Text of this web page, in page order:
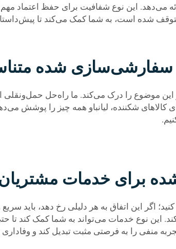
می‌دهد. این نوع شفافیت برای حفظ
شده است، به شما کمک می‌کند تا پیش‌داستانه
شده
موضوع را درک می‌کند. ما راه‌حل حمل‌ونقلی
کالاهای شکننده، لیانباو همه چیز را پوشش
برای خدمات
اگر این اتفاق به هر دلیلی رخ دهد، باید
این نوع خدمات می‌تواند به شما کمک کند تا
منفی را به فرصتی مثبت تبدیل کند و وفاداری